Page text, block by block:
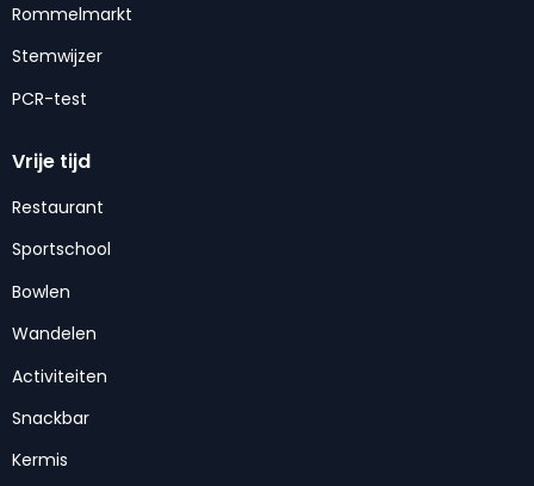
Rommelmarkt
Stemwijzer
PCR-test
Vrije tijd
Restaurant
Sportschool
Bowlen
Wandelen
Activiteiten
Snackbar
Kermis